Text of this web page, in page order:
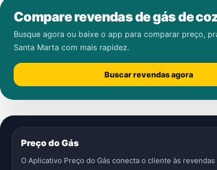
Compare revendas de gás de
Busque agora ou baixe o app para comparar preço,
Santa Marta com mais rapidez.
Buscar revendas agora
Preço do Gás
O Aplicativo Preço do Gás conecta o cliente às